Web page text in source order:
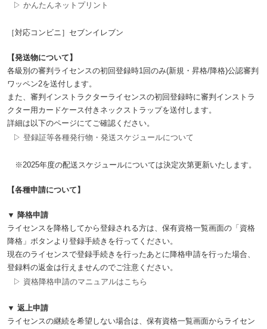
▷ かんたんネットプリント
［対応コンビニ］セブンイレブン
【発送物について】
各級別の審判ライセンスの初回登録時1回のみ(新規・昇格/降格)公認審判
ワッペン2を送付します。
また、審判インストラクターライセンスの初回登録時に審判インストラ
クター用カードケース付きネックストラップを送付します。
詳細は以下のページにてご確認ください。
▷ 登録証等各種発行物・発送スケジュールについて
※2025年度の配送スケジュールについては決定次第更新いたします。
【各種申請について】
▼ 降格申請
ライセンスを降格してから登録される方は、保有資格一覧画面の「資格
降格」ボタンより登録手続きを行ってください。
現在のライセンスで登録手続きを行ったあとに降格申請を行った場合、
登録料の返金は行えませんのでご注意ください。
▷ 資格降格申請のマニュアルはこちら
▼ 返上申請
ライセンスの継続を希望しない場合は、保有資格一覧画面からライセン